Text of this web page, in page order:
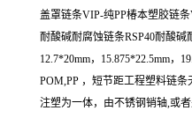
盖罩链条VIP-纯PP椿本塑胶链
耐酸碱耐腐蚀链条RSP40耐酸碱
12.7*20mm，15.875*22.5mm，
POM,PP ，短节距工程塑料链
注塑为一体，由不锈钢销轴,或